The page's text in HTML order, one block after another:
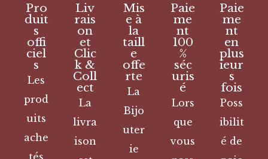
Pro
duit
s
offi
ciel
s
Les
prod
uits
ache
tés
Liv
rais
on
et
Clic
k &
Coll
ect
La
livra
ison
Mis
e à
la
taill
e
offe
rte
La
Bijo
uter
ie
Paie
me
nt
100
%
séc
uris
é
Lors
que
vous
Paie
me
nt
en
plus
ieur
s
fois
Poss
ibilit
é de